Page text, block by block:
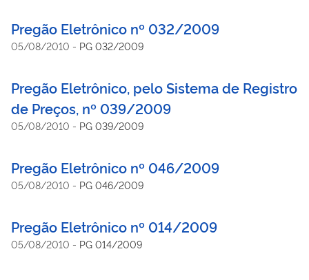
Pregão Eletrônico nº 032/2009
05/08/2010 - PG 032/2009
Pregão Eletrônico, pelo Sistema de Registro
de Preços, nº 039/2009
05/08/2010 - PG 039/2009
Pregão Eletrônico nº 046/2009
05/08/2010 - PG 046/2009
Pregão Eletrônico nº 014/2009
05/08/2010 - PG 014/2009